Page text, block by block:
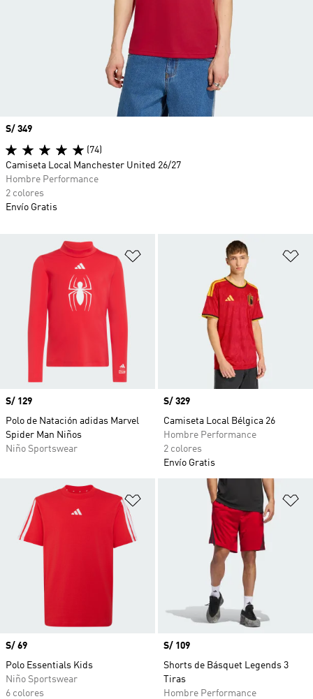
Añadir a la lista de deseos
Precio
S/ 129
Polo de Natación adidas Marvel
Spider Man Niños
Niño Sportswear
Precio
S/ 329
Camiseta Local Bélgica 26
Hombre Performance
2 colores
Envío Gratis
Añadir a la lista de deseos
Precio
S/ 69
Polo Essentials Kids
Niño Sportswear
6 colores
Precio
S/ 109
Shorts de Básquet Legends 3
Tiras
Hombre Performance
Precio
S/ 349
(74)
Camiseta Local Manchester United 26/27
Hombre Performance
2 colores
Envío Gratis